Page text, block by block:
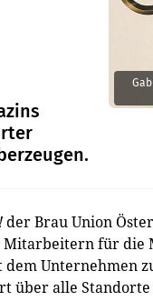
der Brau Union
für die
Unternehmen
alle